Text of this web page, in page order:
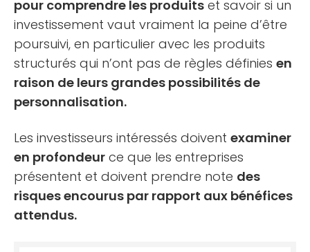
pour comprendre les produits et savoir si un
investissement vaut vraiment la peine d’être
poursuivi, en particulier avec les produits
structurés qui n’ont pas de règles définies en
raison de leurs grandes possibilités de
personnalisation.
Les investisseurs intéressés doivent examiner
en profondeur ce que les entreprises
présentent et doivent prendre note des
risques encourus par rapport aux bénéfices
attendus.